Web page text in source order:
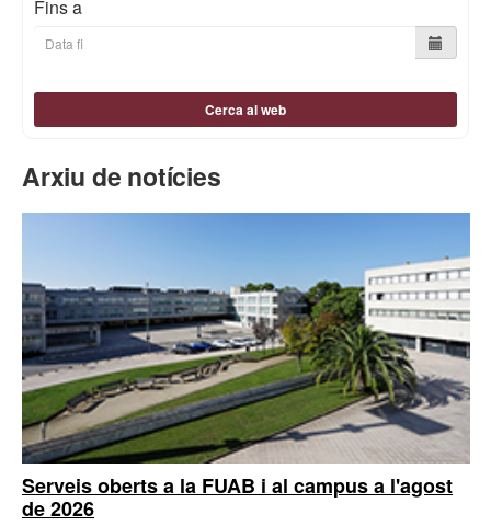
Fins a
Cerca al web
Arxiu de notícies
Serveis oberts a la FUAB i al campus a l'agost
de 2026